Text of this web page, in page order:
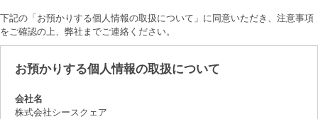
下記の「お預かりする個人情報の取扱について」に同意いただき、注意事項
をご確認の上、弊社までご連絡ください。
お預かりする個人情報の取扱について
会社名
株式会社シースクェア